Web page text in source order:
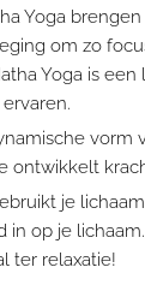
Yoga
om zo
Yoga is
ontwikkelt
je
in op je
ter relaxatie!